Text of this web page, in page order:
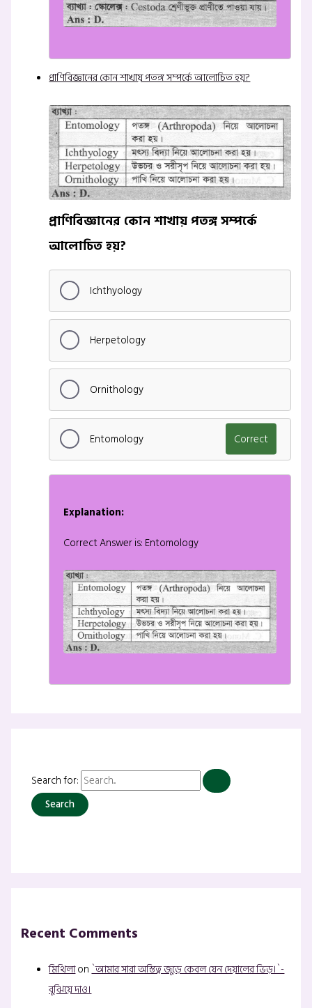
প্রাণিবিজ্ঞানের কোন শাখায় পতঙ্গ সম্পর্কে আলোচিত হয়?
প্রাণিবিজ্ঞানের কোন শাখায় পতঙ্গ সম্পর্কে
আলোচিত হয়?
Ichthyology
Herpetology
Ornithology
Entomology Correct
Explanation:
Correct Answer is: Entomology
Search for:
Recent Comments
মিথিলাon`আমার সারা অস্তিত্ব জুড়ে কেবল যেন দেয়ালের ভিড়।`-
বুঝিয়ে দাও।